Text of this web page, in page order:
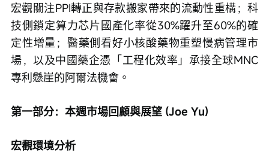
宏觀關注PPI轉正與存款搬家帶來的流動性重構；科
技側鎖定算力芯片國產化率從30%躍升至60%的確
定性增量；醫藥側看好小核酸藥物重塑慢病管理市
場，以及中國藥企憑「工程化效率」承接全球MNC
專利懸崖的阿爾法機會。
第一部分：本週市場回顧與展望 (Joe Yu)
宏觀環境分析